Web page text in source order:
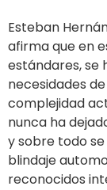
Esteban
afirma que en
estándares, se
necesidades
complejidad
nunca ha
y sobre todo
blindaje
reconocidos